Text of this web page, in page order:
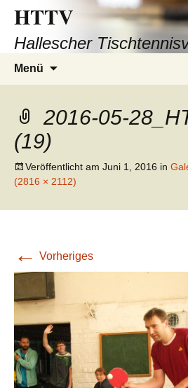
HTTV
Hallescher
Menü
2016-05-
(19)
Veröffentlicht am Juni 1, 2016 in
(2816 × 2112)
← Vorheriges